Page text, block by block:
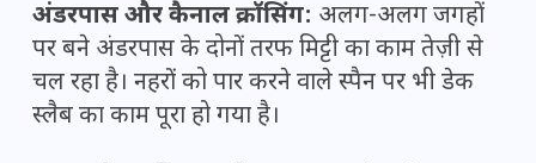
अंडरपास और कैनाल क्रॉसिंग: अलग-अलग जगहों
पर बने अंडरपास के दोनों तरफ मिट्टी का काम तेज़ी से
चल रहा है। नहरों को पार करने वाले स्पैन पर भी डेक
स्लैब का काम पूरा हो गया है।